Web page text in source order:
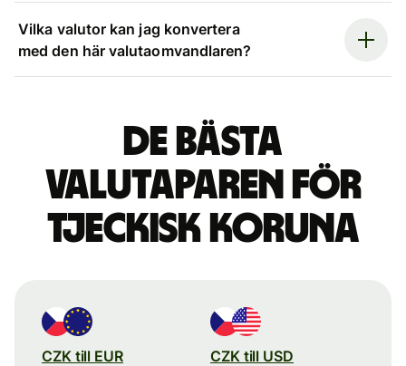
Vilka valutor kan jag konvertera
med den här valutaomvandlaren?
De bästa
valutaparen för
tjeckisk koruna
CZK till EUR CZK till USD